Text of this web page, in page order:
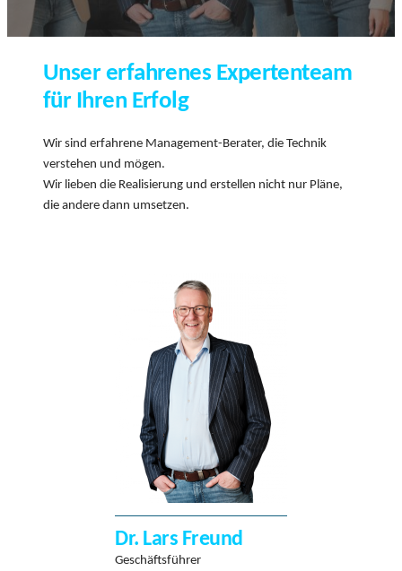
Unser erfahrenes Expertenteam
für Ihren Erfolg
Wir sind erfahrene Management-Berater, die Technik
verstehen und mögen.
Wir lieben die Realisierung und erstellen nicht nur Pläne,
die andere dann umsetzen.
Dr. Lars Freund
Geschäftsführer